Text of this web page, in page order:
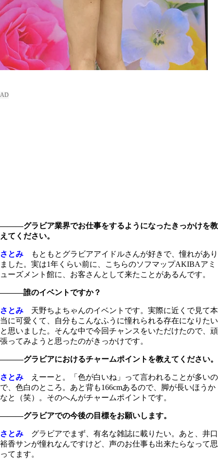
―――グラビア業界でお仕事をするようになったきっかけを教
えてください。
さとみ もともとグラビアアイドルさんが好きで、憧れがあり
ました。実は1年くらい前に、こちらのソフマップAKIBAアミ
ューズメント館に、お客さんとして来たことがあるんです。
―――誰のイベントですか？
さとみ 天野ちよちゃんのイベントです。実際に近くで見て本
当に可愛くて、自分もこんなふうに憧れられる存在になりたい
と思いました。そんな中で今回チャンスをいただけたので、頑
張ってみようと思ったのがきっかけです。
―――グラビアにおけるチャームポイントを教えてください。
さとみ えーーと。「色が白いね」って言われることが多いの
で、色白のところ。あと背も166cmあるので、脚が長いほうか
なと（笑）。そのへんがチャームポイントです。
―――グラビアでの今後の目標をお願いします。
さとみ グラビアでまず、有名な雑誌に載りたい。あと、井口
裕香サンが憧れなんですけど、声のお仕事も出来たらなって思
ってます。